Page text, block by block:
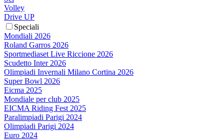
Volley
Drive UP
Speciali
Mondiali 2026
Roland Garros 2026
Sportmediaset Live Riccione 2026
Scudetto Inter 2026
Olimpiadi Invernali Milano Cortina 2026
Super Bowl 2026
Eicma 2025
Mondiale per club 2025
EICMA Riding Fest 2025
Paralimpiadi Parigi 2024
Olimpiadi Parigi 2024
Euro 2024